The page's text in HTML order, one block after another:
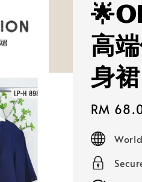
高
身
Sale
price
RM